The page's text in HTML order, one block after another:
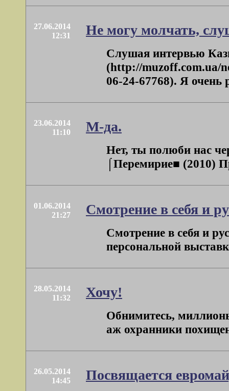
27.06.2014
12:31
Не могу молчать,
Слушая интервью
(http://muzoff.com.ua/
06-24-67768). Я очень
23.06.2014
11:10
М-да.
Нет, ты полюби нас
⌠Перемирие■ (2010)
01.06.2014
21:27
Смотрение в себя и
Смотрение в себя и
персональной
28.05.2014
11:32
Хочу!
Обнимитесь,
аж охранники
26.05.2014
14:45
Посвящается